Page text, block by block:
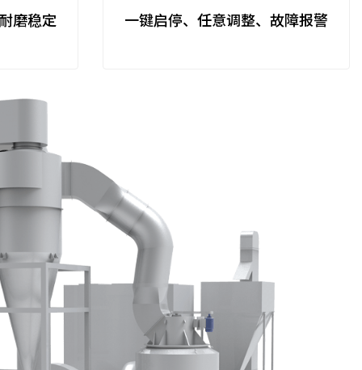
磨稳定 一键启停、任意调整、故障报警